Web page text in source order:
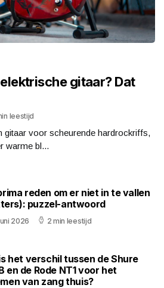
gitaar? Dat
leestijd
gitaar voor scheurende hardrockriffs,
warme bl...
reden om er niet in te vallen
puzzel-antwoord
2026 2 min leestijd
het verschil tussen de Shure
en de Rode NT1 voor het
van zang thuis?